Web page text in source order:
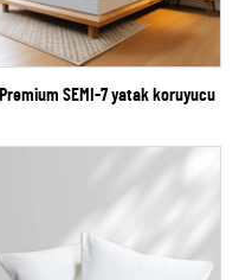
Premium SEMI-7 yatak koruyucu